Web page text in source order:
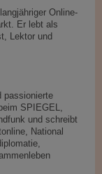
Online-
Er lebt als
Lektor und
passionierte
SPIEGEL,
und schreibt
National